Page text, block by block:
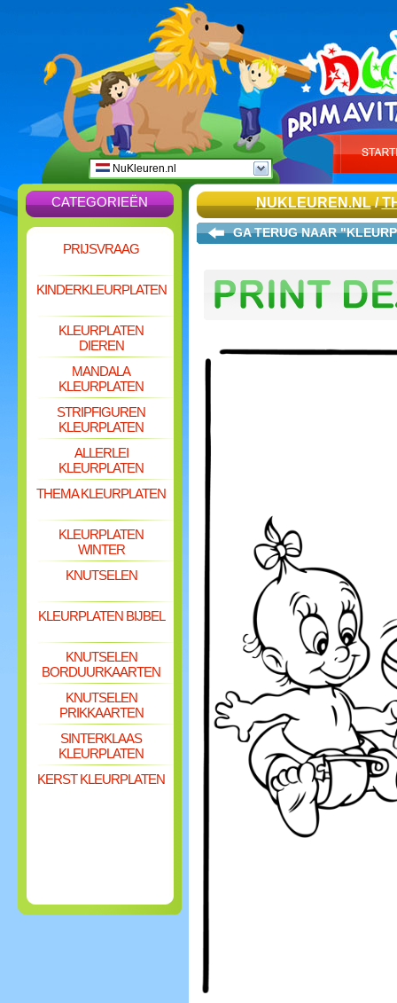
NuKleuren.nl
CATEGORIEËN
PRIJSVRAAG
KINDERKLEURPLATEN
KLEURPLATEN
DIEREN
MANDALA
KLEURPLATEN
STRIPFIGUREN
KLEURPLATEN
ALLERLEI
KLEURPLATEN
THEMA KLEURPLATEN
KLEURPLATEN
WINTER
KNUTSELEN
KLEURPLATEN BIJBEL
KNUTSELEN
BORDUURKAARTEN
KNUTSELEN
PRIKKAARTEN
SINTERKLAAS
KLEURPLATEN
KERST KLEURPLATEN
NUKLEUREN.NL/
GA TERUG NAAR